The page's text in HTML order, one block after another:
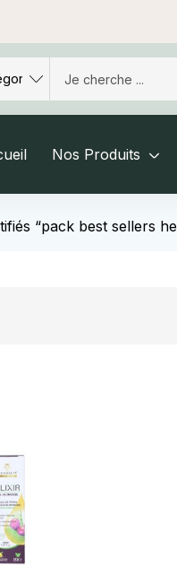
Nos Produits
“pack best sellers